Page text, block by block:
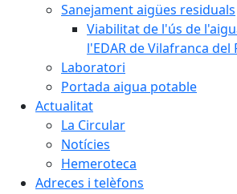
Sanejament aigües residuals
Viabilitat de l'ús de
l'EDAR de Vilafranca del
Laboratori
Portada aigua potable
Actualitat
La Circular
Notícies
Hemeroteca
Adreces i telèfons